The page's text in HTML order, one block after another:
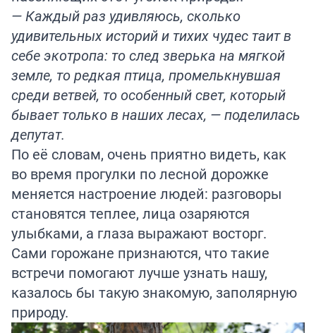
— Каждый раз удивляюсь, сколько
удивительных историй и тихих чудес таит в
себе экотропа: то след зверька на мягкой
земле, то редкая птица, промелькнувшая
среди ветвей, то особенный свет, который
бывает только в наших лесах, — поделилась
депутат.
По её словам, очень приятно видеть, как
во время прогулки по лесной дорожке
меняется настроение людей: разговоры
становятся теплее, лица озаряются
улыбками, а глаза выражают восторг.
Сами горожане признаются, что такие
встречи помогают лучше узнать нашу,
казалось бы такую знакомую, заполярную
природу.